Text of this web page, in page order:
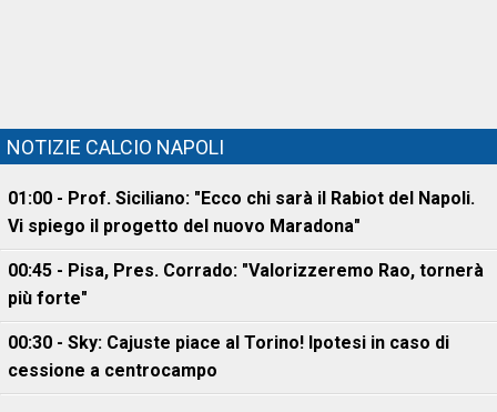
NOTIZIE CALCIO NAPOLI
01:00 - Prof. Siciliano: "Ecco chi sarà il Rabiot del Napoli.
Vi spiego il progetto del nuovo Maradona"
00:45 - Pisa, Pres. Corrado: "Valorizzeremo Rao, tornerà
più forte"
00:30 - Sky: Cajuste piace al Torino! Ipotesi in caso di
cessione a centrocampo